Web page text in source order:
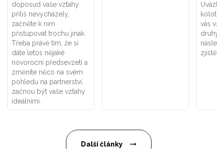
doposud vaše vztahy
příliš nevycházely,
začněte k nim
přistupovat trochu jinak.
Třeba právě tím, že si
dáte letos nějaké
novoroční předsevzetí a
změníte něco na svém
pohledu na partnerství,
začnou být vaše vztahy
ideálními.
vás
Další články